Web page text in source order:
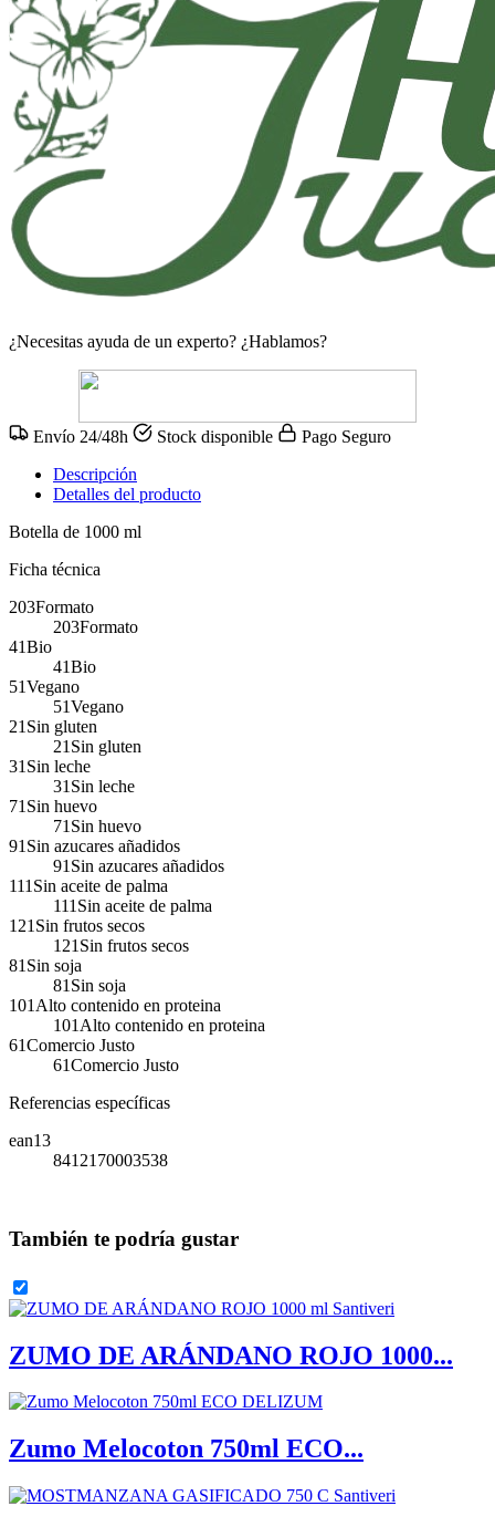
¿Necesitas ayuda de un experto? ¿Hablamos?
Envío 24/48h Stock disponible
Pago Seguro
Descripción
Detalles del producto
Botella de 1000 ml
Ficha técnica
203Formato
203Formato
41Bio
41Bio
51Vegano
51Vegano
21Sin gluten
21Sin gluten
31Sin leche
31Sin leche
71Sin huevo
71Sin huevo
91Sin azucares añadidos
91Sin azucares añadidos
111Sin aceite de palma
111Sin aceite de palma
121Sin frutos secos
121Sin frutos secos
81Sin soja
81Sin soja
101Alto contenido en proteina
101Alto contenido en proteina
61Comercio Justo
61Comercio Justo
Referencias específicas
ean13
8412170003538
También te podría gustar
ZUMO DE ARÁNDANO ROJO 1000...
Zumo Melocoton 750ml ECO...